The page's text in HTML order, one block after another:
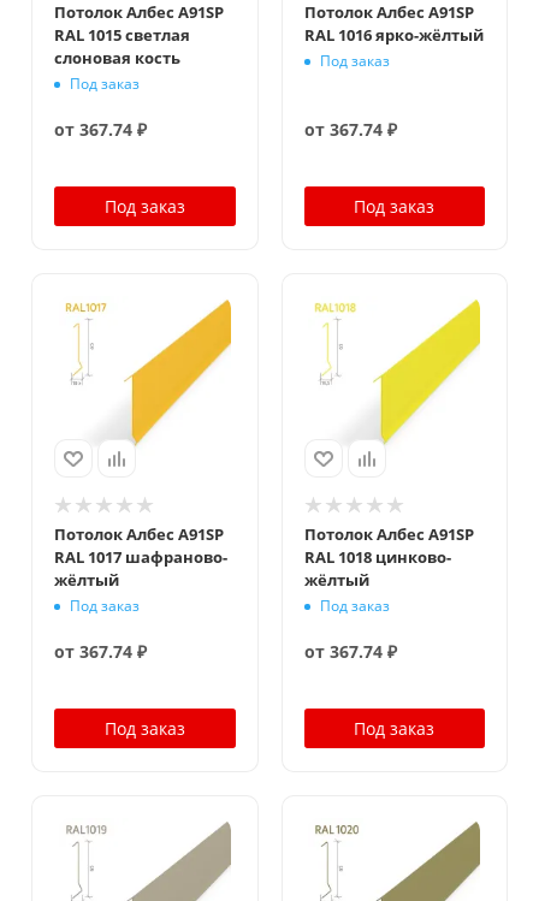
Потолок Албес A91SP
RAL 1015 светлая
слоновая кость
Под заказ
от 367.74 ₽
Под заказ
Потолок Албес A91SP
RAL 1016 ярко-жёлтый
Под заказ
от 367.74 ₽
Под заказ
Потолок Албес A91SP
RAL 1017 шафраново-
жёлтый
Под заказ
от 367.74 ₽
Под заказ
Потолок Албес A91SP
RAL 1018 цинково-
жёлтый
Под заказ
от 367.74 ₽
Под заказ